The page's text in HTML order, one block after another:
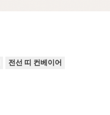
전선 띠 컨베이어